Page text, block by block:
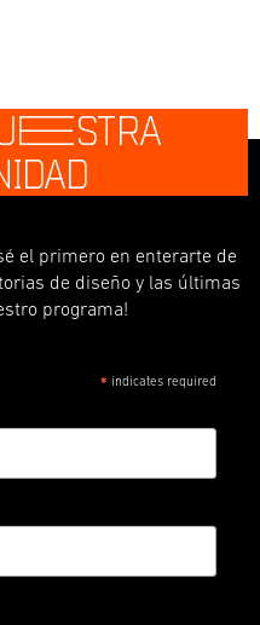
ESTRA
el primero en enterarte de
de diseño y las últimas
programa!
* indicates required